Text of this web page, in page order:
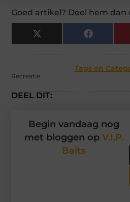
Goed artikel? Deel hem dan
X
(Twitter)
Facebook
Tags en
Recreatie
DEEL DIT:
Begin vandaag nog
met bloggen op V.I.P.
Baits